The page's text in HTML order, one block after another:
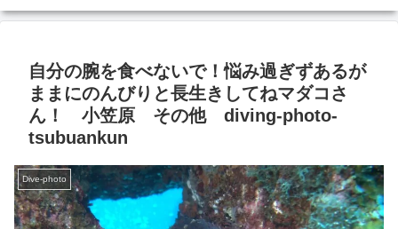
自分の腕を食べないで！悩み過ぎずあるが
ままにのんびりと長生きしてねマダコさ
ん！ 小笠原 その他 diving-photo‐
tsubuankun
Dive-photo